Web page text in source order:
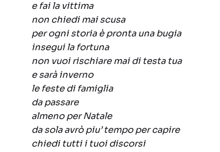
e fai la vittima
non chiedi mai scusa
per ogni storia è pronta una bugia
insegui la fortuna
non vuoi rischiare mai di testa tua
e sarà inverno
le feste di famiglia
da passare
almeno per Natale
da sola avrò piu’ tempo per capire
chiedi tutti i tuoi discorsi